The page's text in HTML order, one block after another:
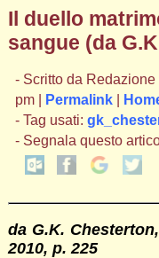
Il duello
sangue (da
- Scritto da
pm |
Permalink|
- Tag usati:
- Segnala questo
da G.K.
2010, p. 225